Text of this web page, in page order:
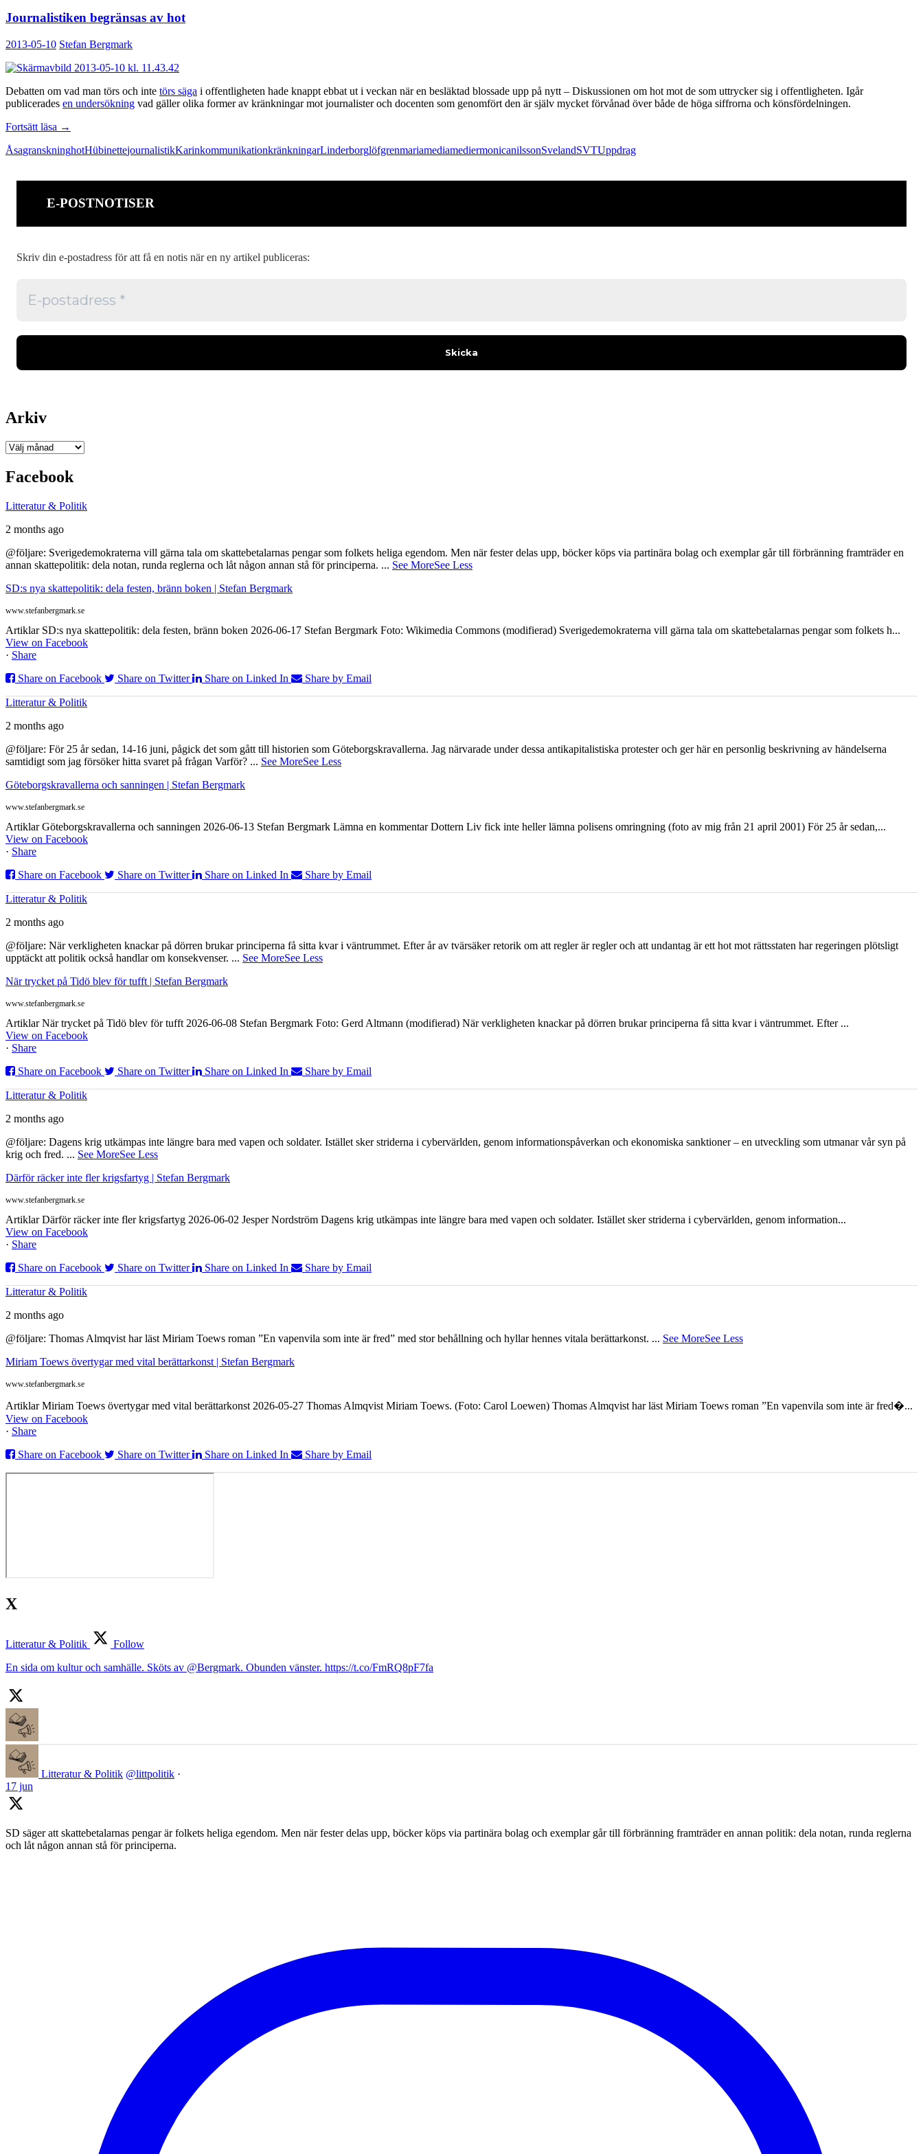
Journalistiken begränsas av hot
2013-05-10 Stefan Bergmark
Debatten om vad man törs och inte törs säga i offentligheten hade knappt ebbat ut i veckan när en besläktad blossade upp på nytt – Diskussionen om hot mot de som uttrycker sig i offentligheten. Igår
publicerades en undersökning vad gäller olika former av kränkningar mot journalister och docenten som genomfört den är själv mycket förvånad över både de höga siffrorna och könsfördelningen.
Fortsätt läsa Journalistiken
av
→
ÅsagranskninghotHübinettejournalistikKarinkommunikationkränkningarLinderborglöfgrenmariamediamediermonicanilssonSvelandSVTUppdrag
E-POSTNOTISER
Skriv din e-postadress för att få en notis när en ny artikel publiceras:
Arkiv
Arkiv
Facebook
Litteratur & Politik
2 months ago
@följare: Sverigedemokraterna vill gärna tala om skattebetalarnas pengar som folkets heliga egendom. Men när fester delas upp, böcker köps via partinära bolag och exemplar går till förbränning framträder en
annan skattepolitik: dela notan, runda reglerna och låt någon annan stå för principerna. ... See MoreSee Less
SD:s nya skattepolitik: dela festen, bränn boken | Stefan Bergmark
www.stefanbergmark.se
Artiklar SD:s nya skattepolitik: dela festen, bränn boken 2026-06-17 Stefan Bergmark Foto: Wikimedia Commons (modifierad) Sverigedemokraterna vill gärna tala om skattebetalarnas pengar som folkets h...
View on Facebook
· Share
Share on Facebook
Share on Twitter Share on Linked In Share by Email
Litteratur & Politik
2 months ago
@följare: För 25 år sedan, 14-16 juni, pågick det som gått till historien som Göteborgskravallerna. Jag närvarade under dessa antikapitalistiska protester och ger här en personlig beskrivning av händelserna
samtidigt som jag försöker hitta svaret på frågan Varför? ... See MoreSee Less
Göteborgskravallerna och sanningen | Stefan Bergmark
www.stefanbergmark.se
Artiklar Göteborgskravallerna och sanningen 2026-06-13 Stefan Bergmark Lämna en kommentar Dottern Liv fick inte heller lämna polisens omringning (foto av mig från 21 april 2001) För 25 år sedan,...
View on Facebook
· Share
Share on Facebook
Share on Twitter Share on Linked In Share by Email
Litteratur & Politik
2 months ago
@följare: När verkligheten knackar på dörren brukar principerna få sitta kvar i väntrummet. Efter år av tvärsäker retorik om att regler är regler och att undantag är ett hot mot rättsstaten har regeringen plötsligt
upptäckt att politik också handlar om konsekvenser. ... See MoreSee Less
När trycket på Tidö blev för tufft | Stefan Bergmark
www.stefanbergmark.se
Artiklar När trycket på Tidö blev för tufft 2026-06-08 Stefan Bergmark Foto: Gerd Altmann (modifierad) När verkligheten knackar på dörren brukar principerna få sitta kvar i väntrummet. Efter ...
View on Facebook
· Share
Share on Facebook
Share on Twitter Share on Linked In Share by Email
Litteratur & Politik
2 months ago
@följare: Dagens krig utkämpas inte längre bara med vapen och soldater. Istället sker striderna i cybervärlden, genom informationspåverkan och ekonomiska sanktioner – en utveckling som utmanar vår syn på
krig och fred. ... See MoreSee Less
Därför räcker inte fler krigsfartyg | Stefan Bergmark
www.stefanbergmark.se
Artiklar Därför räcker inte fler krigsfartyg 2026-06-02 Jesper Nordström Dagens krig utkämpas inte längre bara med vapen och soldater. Istället sker striderna i cybervärlden, genom information...
View on Facebook
· Share
Share on Facebook
Share on Twitter Share on Linked In Share by Email
Litteratur & Politik
2 months ago
@följare: Thomas Almqvist har läst Miriam Toews roman ”En vapenvila som inte är fred” med stor behållning och hyllar hennes vitala berättarkonst. ... See MoreSee Less
Miriam Toews övertygar med vital berättarkonst | Stefan Bergmark
www.stefanbergmark.se
Artiklar Miriam Toews övertygar med vital berättarkonst 2026-05-27 Thomas Almqvist Miriam Toews. (Foto: Carol Loewen) Thomas Almqvist har läst Miriam Toews roman ”En vapenvila som inte är fred�...
View on Facebook
· Share
Share on Facebook
Share on Twitter Share on Linked In Share by Email
X
Litteratur & Politik
Follow
En sida om kultur och samhälle. Sköts av @Bergmark. Obunden vänster. https://t.co/FmRQ8pF7fa
Litteratur & Politik @littpolitik ·
17 jun
SD säger att skattebetalarnas pengar är folkets heliga egendom. Men när fester delas upp, böcker köps via partinära bolag och exemplar går till förbränning framträder en annan politik: dela notan, runda reglerna
och låt någon annan stå för principerna.